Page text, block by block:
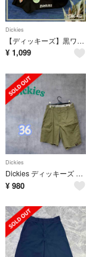
Dickies
【ディッキーズ】黒ワンポイント刺繍ロゴ涼感夏用❣️メンズソックス3足組 DK-4B☆25-27
¥ 1,099
Dickies
Dickies ディッキーズ Loose Fit 裁断 ハーフパンツ 36
¥ 980